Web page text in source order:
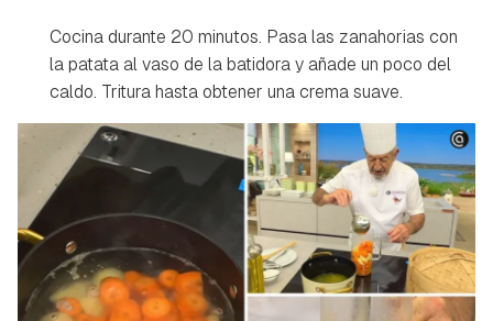
Cocina durante 20 minutos. Pasa las zanahorias con
la patata al vaso de la batidora y añade un poco del
caldo. Tritura hasta obtener una crema suave.